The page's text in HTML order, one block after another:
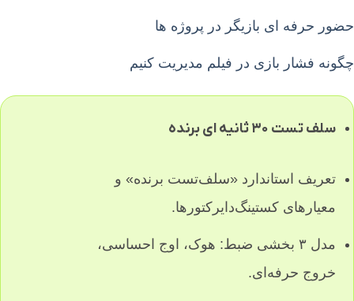
حضور حرفه ای بازیگر در پروژه ها
چگونه فشار بازی در فیلم مدیریت کنیم
سلف‌ تست ۳۰ ثانیه‌ ای برنده
تعریف استاندارد «سلف‌تست برنده» و
معیارهای کستینگ‌دایرکتورها.
مدل ۳ بخشی ضبط: هوک، اوج احساسی،
خروج حرفه‌ای.